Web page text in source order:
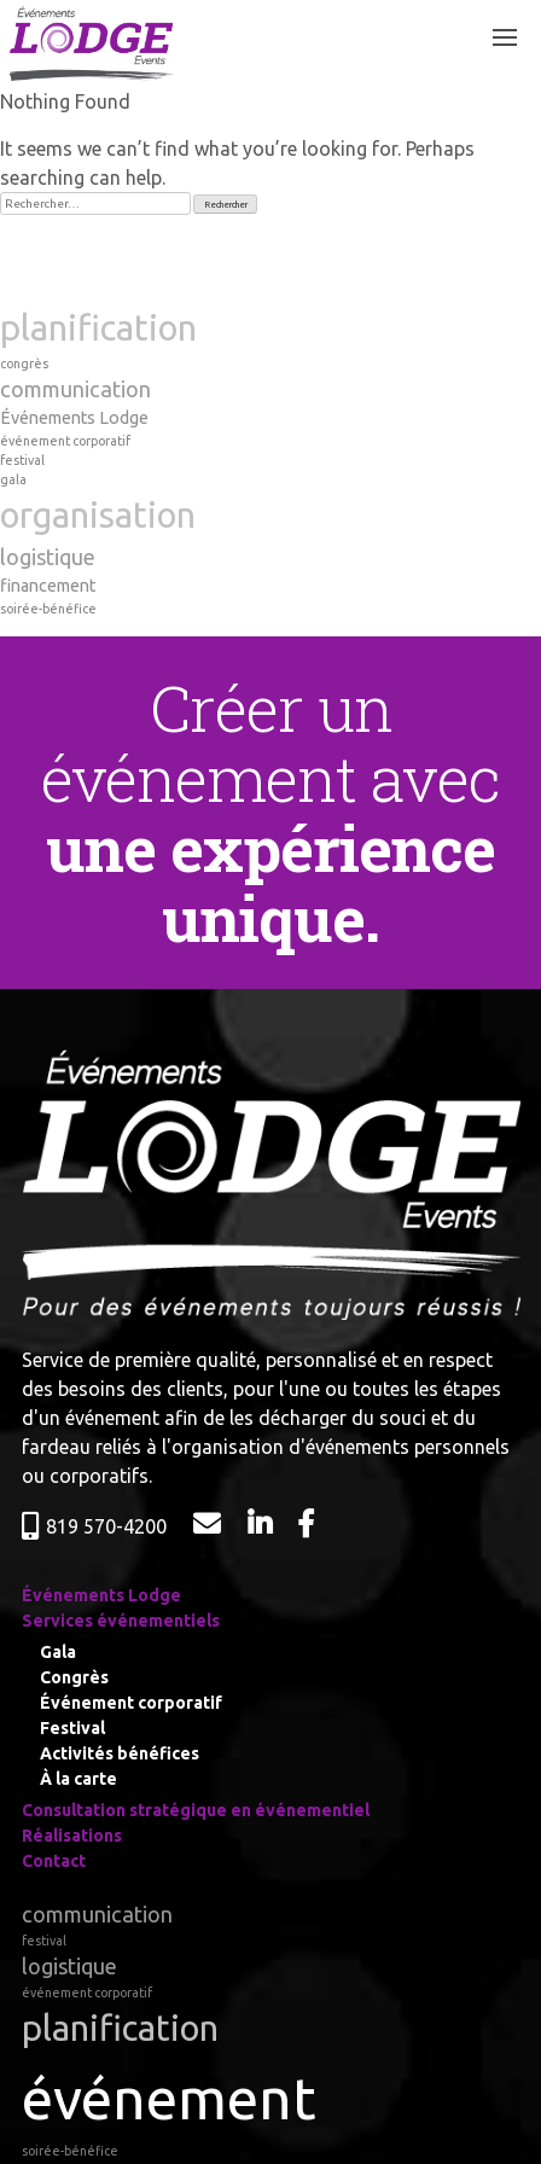
Skip
to
content
Nothing Found
It seems we can’t find what you’re looking for. Perhaps
searching can help.
Rechercher :
planification
congrès
communication
Événements Lodge
événement corporatif
festival
gala
organisation
logistique
financement
soirée-bénéfice
Créer un
événement avec
une expérience
unique.
Service de première qualité, personnalisé et en respect
des besoins des clients, pour l'une ou toutes les étapes
d'un événement afin de les décharger du souci et du
fardeau reliés à l'organisation d'événements personnels
ou corporatifs.​
819 570-4200
Événements Lodge
Services événementiels
Gala
Congrès
Événement corporatif
Festival
Activités bénéfices
À la carte
Consultation stratégique en événementiel
Réalisations
Contact
communication
festival
logistique
événement corporatif
planification
événement
soirée-bénéfice